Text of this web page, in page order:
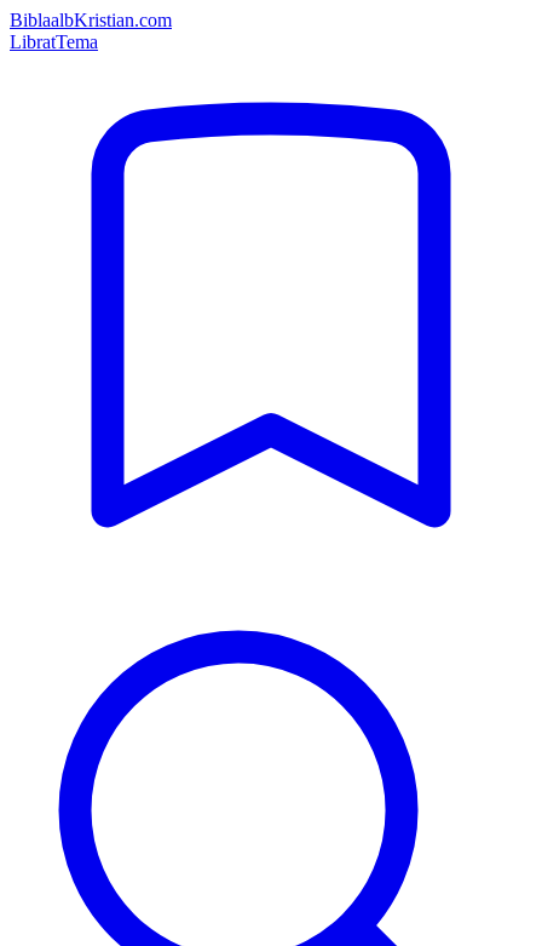
BiblaalbKristian.com
LibratTema